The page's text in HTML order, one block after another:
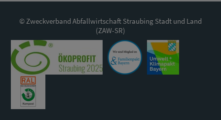
© Zweckverband Abfallwirtschaft Straubing Stadt und Land
(ZAW-SR)